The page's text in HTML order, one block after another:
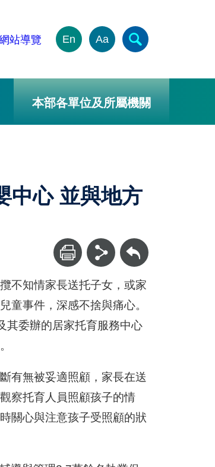
站導覽 En Aa
本部各單位及所屬機關
中心 並與地方
回上一頁
不知情家長送托子女，或家
童事件，深感不捨與痛心。
其委辦的居家托育服務中心
有無被妥適照顧，家長在送
察托育人員照顧孩子的情
關心與注意孩子受照顧的狀